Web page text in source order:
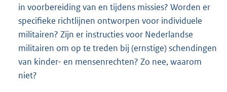
in voorbereiding van en tijdens missies? Worden er
specifieke richtlijnen ontworpen voor individuele
militairen? Zijn er instructies voor Nederlandse
militairen om op te treden bij (ernstige) schendingen
van kinder- en mensenrechten? Zo nee, waarom
niet?